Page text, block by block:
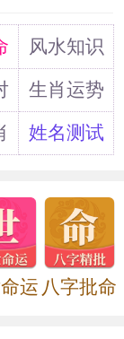
风水知识
生肖运势
姓名测试
运 八字批命